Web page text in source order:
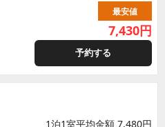
最安値
7,430円
予約する
1泊1室平均金額 7,480円